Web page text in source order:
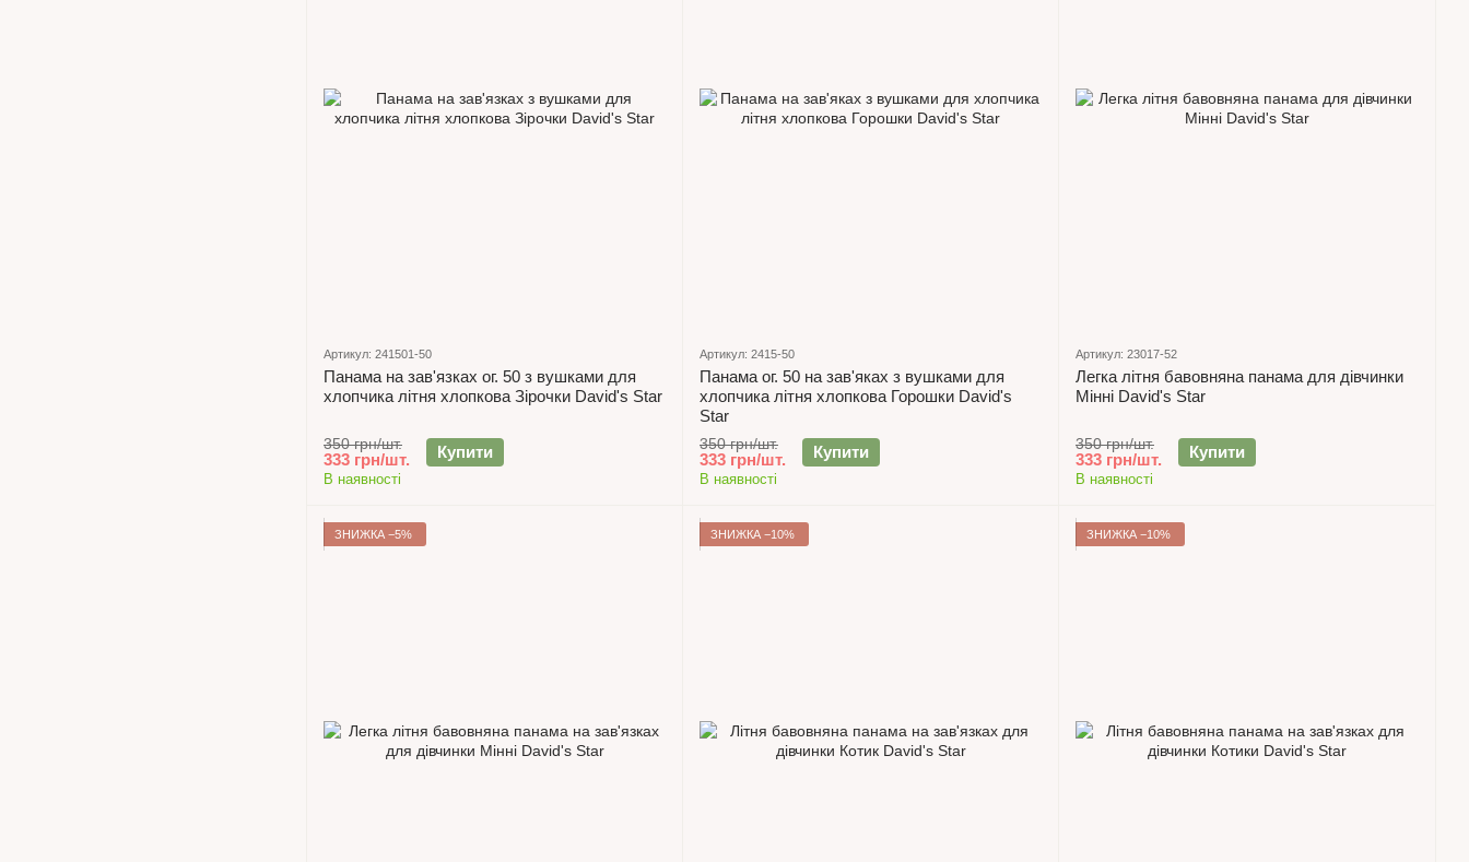
Артикул: 241501-50
Панама на зав'язках ог. 50 з вушками для
хлопчика літня хлопкова Зірочки David's Star
350 грн/шт.
333 грн/шт. Купити
В наявності
Артикул: 2415-50
Панама ог. 50 на зав'яках з вушками для
хлопчика літня хлопкова Горошки David's
Star
350 грн/шт.
333 грн/шт. Купити
В наявності
Артикул: 23017-52
Легка літня бавовняна панама для дівчинки
Мінні David's Star
350 грн/шт.
333 грн/шт. Купити
В наявності
ЗНИЖКА −5% ЗНИЖКА −10% ЗНИЖКА −10%